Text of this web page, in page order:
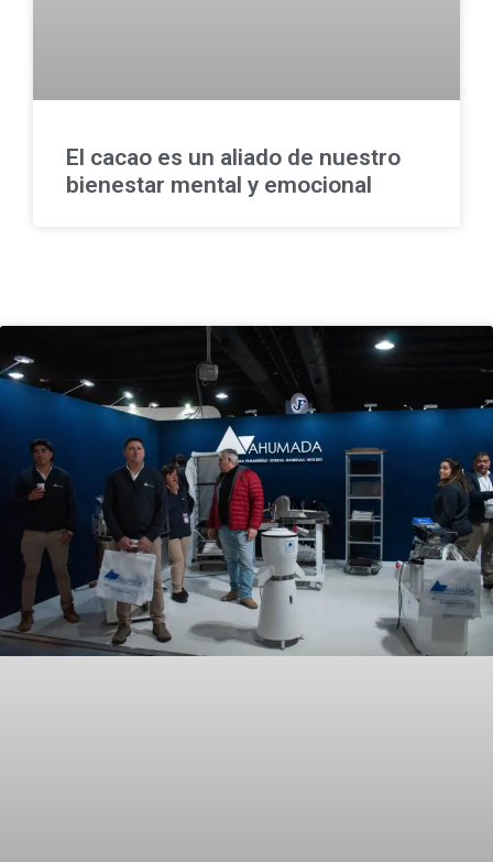
El cacao es un aliado de nuestro
bienestar mental y emocional